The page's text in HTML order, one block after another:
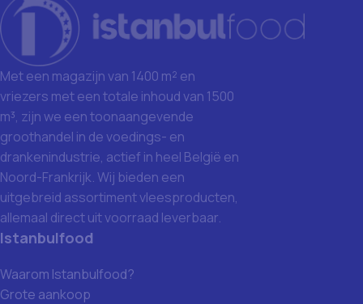
Met een magazijn van 1400 m² en
vriezers met een totale inhoud van 1500
m³, zijn we een toonaangevende
groothandel in de voedings- en
drankenindustrie, actief in heel België en
Noord-Frankrijk. Wij bieden een
uitgebreid assortiment vleesproducten,
allemaal direct uit voorraad leverbaar.
Istanbulfood
Waarom Istanbulfood?
Grote aankoop